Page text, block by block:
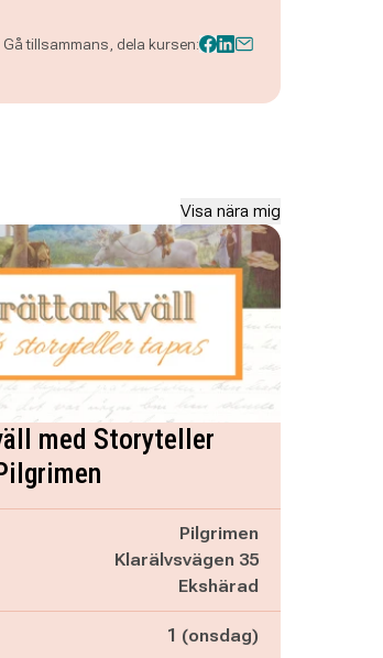
Gå tillsammans, dela kursen:
Visa nära mig
med Storyteller
Pilgrimen
Klarälvsvägen 35
Ekshärad
1 (onsdag)